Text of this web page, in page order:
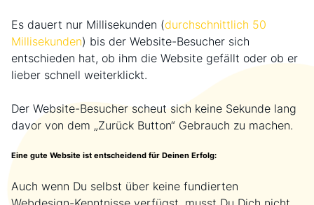
Es dauert nur Millisekunden (durchschnittlich 50
Millisekunden) bis der Website-Besucher sich
entschieden hat, ob ihm die Website gefällt oder ob er
lieber schnell weiterklickt.
Der Website-Besucher scheut sich keine Sekunde lang
davor von dem „Zurück Button“ Gebrauch zu machen.
Eine gute Website ist entscheidend für Deinen Erfolg:
Auch wenn Du selbst über keine fundierten